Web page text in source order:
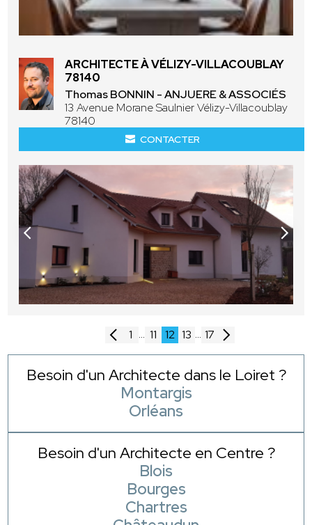
ARCHITECTE À VÉLIZY-VILLACOUBLAY
78140
Thomas BONNIN - ANJUERE & ASSOCIÉS
13 Avenue Morane Saulnier Vélizy-Villacoublay
78140
CONTACTER
1 ... 11 12 13 ... 17
Besoin d'un Architecte dans le Loiret ?
Montargis
Orléans
Besoin d'un Architecte en Centre ?
Blois
Bourges
Chartres